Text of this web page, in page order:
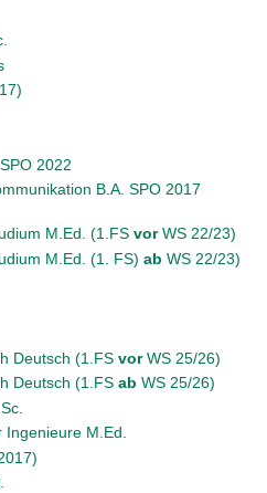
2022
B.A. SPO 2017
M.Ed. (1.FS vorWS 22/23)
M.Ed. (1. FS) ab WS 22/23)
Deutsch (1.FS vorWS 25/26)
Deutsch (1.FS ab WS 25/26)
Ingenieure M.Ed.